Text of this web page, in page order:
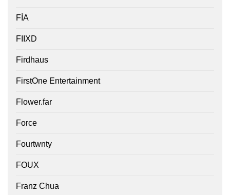
FÍA
FIIXD
Firdhaus
FirstOne Entertainment
Flower.far
Force
Fourtwnty
FOUX
Franz Chua